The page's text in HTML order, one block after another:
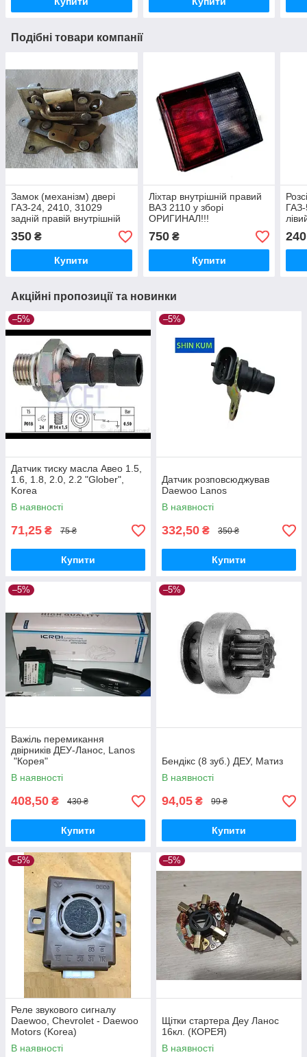
Подібні товари компанії
Замок (механізм) двері
ГАЗ-24, 2410, 31029
задній правій внутрішній
350 ₴
Купити
Ліхтар внутрішній правий
ВАЗ 2110 у зборі
ОРИГИНАЛ!!!
750₴
Купити
240
Акційні пропозиції та новинки
–5%
Датчик тиску масла Авео 1.5,
1.6, 1.8, 2.0, 2.2 "Glober",
Korea
В наявності
71,25 ₴ 75 ₴
Купити
–5%
Датчик розповсюджував
Daewoo Lanos
В наявності
332,50 ₴ 350 ₴
Купити
–5%
Важіль перемикання
двірників ДЕУ-Ланос, Lanos
"Корея"
В наявності
408,50 ₴ 430 ₴
Купити
–5%
Бендікс (8 зуб.) ДЕУ, Матиз
В наявності
94,05 ₴ 99 ₴
Купити
–5%
Реле звукового сигналу
Daewoo, Chevrolet - Daewoo
Motors (Korea)
В наявності
–5%
Щітки стартера Деу Ланос
16кл. (КОРЕЯ)
В наявності